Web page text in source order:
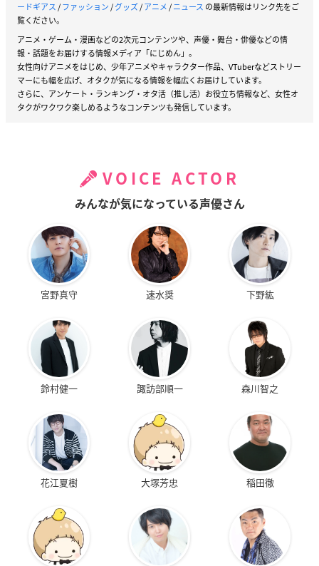
ードギアス/ファッション/グッズ/アニメ/ニュース の最新情報はリンク先をご
覧ください。
アニメ・ゲーム・漫画などの2次元コンテンツや、声優・舞台・俳優などの情
報・話題をお届けする情報メディア「にじめん」。
女性向けアニメをはじめ、少年アニメやキャラクター作品、VTuberなどストリー
マーにも幅を広げ、オタクが気になる情報を幅広くお届けしています。
さらに、アンケート・ランキング・オタ活（推し活）お役立ち情報など、女性オ
タクがワクワク楽しめるようなコンテンツも発信しています。
VOICE ACTOR
みんなが気になっている声優さん
宮野真守 速水奨 下野紘
鈴村健一 諏訪部順一 森川智之
花江夏樹 大塚芳忠 稲田徹